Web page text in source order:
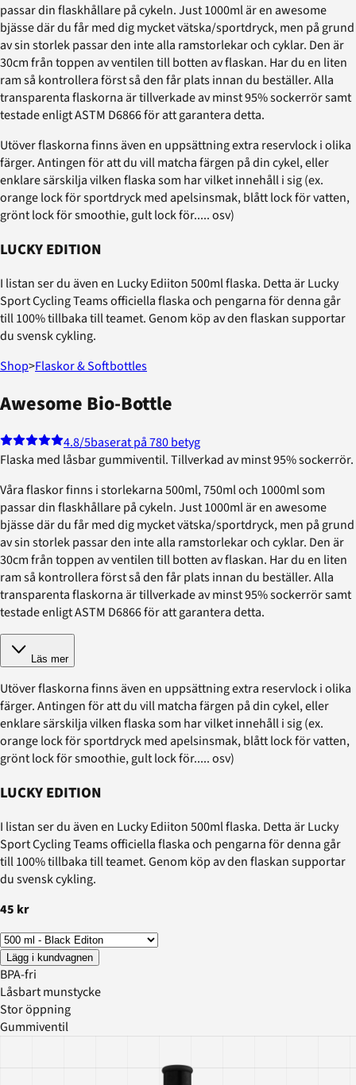
passar din flaskhållare på cykeln. Just 1000ml är en awesome
bjässe där du får med dig mycket vätska/sportdryck, men på grund
av sin storlek passar den inte alla ramstorlekar och cyklar. Den är
30cm från toppen av ventilen till botten av flaskan. Har du en liten
ram så kontrollera först så den får plats innan du beställer. Alla
transparenta flaskorna är tillverkade av minst 95% sockerrör samt
testade enligt ASTM D6866 för att garantera detta.
Utöver flaskorna finns även en uppsättning extra reservlock i olika
färger. Antingen för att du vill matcha färgen på din cykel, eller
enklare särskilja vilken flaska som har vilket innehåll i sig (ex.
orange lock för sportdryck med apelsinsmak, blått lock för vatten,
grönt lock för smoothie, gult lock för..... osv)
LUCKY EDITION
I listan ser du även en Lucky Ediiton 500ml flaska. Detta är Lucky
Sport Cycling Teams officiella flaska och pengarna för denna går
till 100% tillbaka till teamet. Genom köp av den flaskan supportar
du svensk cykling.
Shop>Flaskor & Softbottles
Awesome Bio-Bottle
4.8/5baserat på 780 betyg
Flaska med låsbar gummiventil. Tillverkad av minst 95% sockerrör.
Våra flaskor finns i storlekarna 500ml, 750ml och 1000ml som
passar din flaskhållare på cykeln. Just 1000ml är en awesome
bjässe där du får med dig mycket vätska/sportdryck, men på grund
av sin storlek passar den inte alla ramstorlekar och cyklar. Den är
30cm från toppen av ventilen till botten av flaskan. Har du en liten
ram så kontrollera först så den får plats innan du beställer. Alla
transparenta flaskorna är tillverkade av minst 95% sockerrör samt
testade enligt ASTM D6866 för att garantera detta.
Läs mer
Utöver flaskorna finns även en uppsättning extra reservlock i olika
färger. Antingen för att du vill matcha färgen på din cykel, eller
enklare särskilja vilken flaska som har vilket innehåll i sig (ex.
orange lock för sportdryck med apelsinsmak, blått lock för vatten,
grönt lock för smoothie, gult lock för..... osv)
LUCKY EDITION
I listan ser du även en Lucky Ediiton 500ml flaska. Detta är Lucky
Sport Cycling Teams officiella flaska och pengarna för denna går
till 100% tillbaka till teamet. Genom köp av den flaskan supportar
du svensk cykling.
45 kr
Lägg i kundvagnen
BPA-fri
Låsbart munstycke
Stor öppning
Gummiventil